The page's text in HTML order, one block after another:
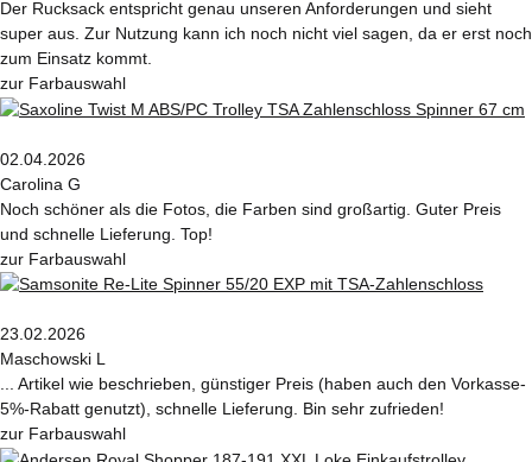
Der Rucksack entspricht genau unseren Anforderungen und sieht
super aus. Zur Nutzung kann ich noch nicht viel sagen, da er erst noch
zum Einsatz kommt.
zur Farbauswahl
02.04.2026
Carolina G
Noch schöner als die Fotos, die Farben sind großartig. Guter Preis
und schnelle Lieferung. Top!
zur Farbauswahl
23.02.2026
Maschowski L
... Artikel wie beschrieben, günstiger Preis (haben auch den Vorkasse-
5%-Rabatt genutzt), schnelle Lieferung. Bin sehr zufrieden!
zur Farbauswahl